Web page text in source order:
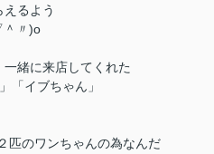
るよう
〃)o
緒に来店してくれた
「イブちゃん」
匹のワンちゃんの為なんだ